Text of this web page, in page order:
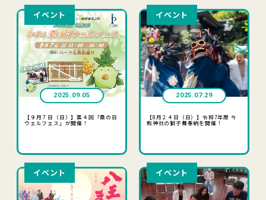
イベント
2025.09.05
【９月７日（日）】第４回「桑の日
ウェルフェス」が開催！
イベント
2025.07.29
【8月２４日（日）】令和7年度 今
熊神社の獅子舞奉納を開催！
イベント イベント